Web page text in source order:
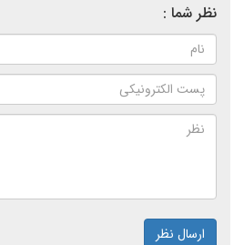
نظر شما :
ارسال نظر